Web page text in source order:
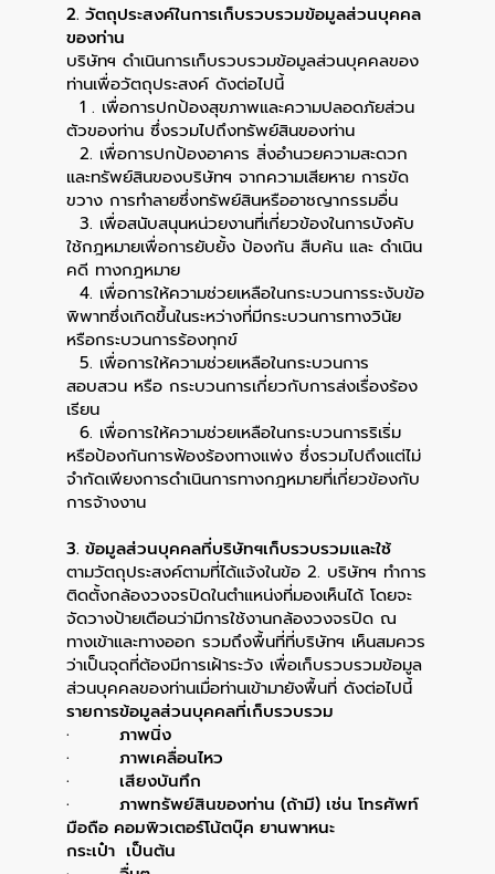
2. วัตถุประสงค์ในการเก็บรวบรวมข้อมูลส่วนบุคคล
ของท่าน
บริษัทฯ ดำเนินการเก็บรวบรวมข้อมูลส่วนบุคคลของ
ท่านเพื่อวัตถุประสงค์ ดังต่อไปนี้
1 . เพื่อการปกป้องสุขภาพและความปลอดภัยส่วน
ตัวของท่าน ซึ่งรวมไปถึงทรัพย์สินของท่าน
2. เพื่อการปกป้องอาคาร สิ่งอำนวยความสะดวก
และทรัพย์สินของบริษัทฯ จากความเสียหาย การขัด
ขวาง การทำลายซึ่งทรัพย์สินหรืออาชญากรรมอื่น
3. เพื่อสนับสนุนหน่วยงานที่เกี่ยวข้องในการบังคับ
ใช้กฎหมายเพื่อการยับยั้ง ป้องกัน สืบค้น และ ดำเนิน
คดี ทางกฎหมาย
4. เพื่อการให้ความช่วยเหลือในกระบวนการระงับข้อ
พิพาทซึ่งเกิดขึ้นในระหว่างที่มีกระบวนการทางวินัย
หรือกระบวนการร้องทุกข์
5. เพื่อการให้ความช่วยเหลือในกระบวนการ
สอบสวน หรือ กระบวนการเกี่ยวกับการส่งเรื่องร้อง
เรียน
6. เพื่อการให้ความช่วยเหลือในกระบวนการริเริ่ม
หรือป้องกันการฟ้องร้องทางแพ่ง ซึ่งรวมไปถึงแต่ไม่
จำกัดเพียงการดำเนินการทางกฎหมายที่เกี่ยวข้องกับ
การจ้างงาน
3. ข้อมูลส่วนบุคคลที่บริษัทฯเก็บรวบรวมและใช้
ตามวัตถุประสงค์ตามที่ได้แจ้งในข้อ 2. บริษัทฯ ทำการ
ติดตั้งกล้องวงจรปิดในตำแหน่งที่มองเห็นได้ โดยจะ
จัดวางป้ายเตือนว่ามีการใช้งานกล้องวงจรปิด ณ
ทางเข้าและทางออก รวมถึงพื้นที่ที่บริษัทฯ เห็นสมควร
ว่าเป็นจุดที่ต้องมีการเฝ้าระวัง เพื่อเก็บรวบรวมข้อมูล
ส่วนบุคคลของท่านเมื่อท่านเข้ามายังพื้นที่ ดังต่อไปนี้
รายการข้อมูลส่วนบุคคลที่เก็บรวบรวม
· ภาพนิ่ง
· ภาพเคลื่อนไหว
· เสียงบันทึก
· ภาพทรัพย์สินของท่าน (ถ้ามี) เช่น โทรศัพท์
มือถือ คอมพิวเตอร์โน้ตบุ๊ค ยานพาหนะ
กระเป๋า เป็นต้น